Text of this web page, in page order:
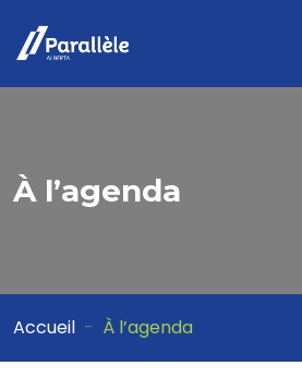
À l’agenda
Accueil À l’agenda